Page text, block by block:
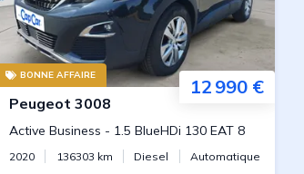
BONNE AFFAIRE
12 990 €
Peugeot 3008
Active Business - 1.5 BlueHDi 130 EAT 8
2020 136303 km Diesel Automatique